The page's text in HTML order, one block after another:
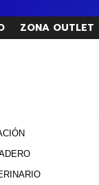
ZONA OUTLET